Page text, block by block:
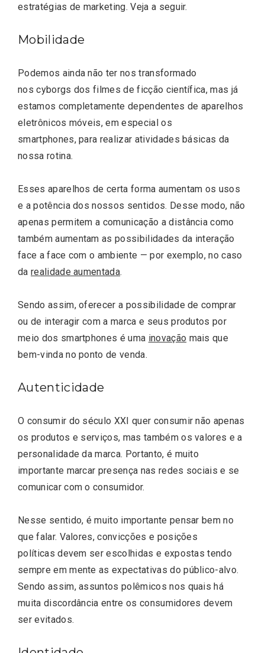
estratégias de marketing. Veja a seguir.
Mobilidade
Podemos ainda não ter nos transformado
nos cyborgs dos filmes de ficção científica, mas já
estamos completamente dependentes de aparelhos
eletrônicos móveis, em especial os
smartphones, para realizar atividades básicas da
nossa rotina.
Esses aparelhos de certa forma aumentam os usos
e a potência dos nossos sentidos. Desse modo, não
apenas permitem a comunicação a distância como
também aumentam as possibilidades da interação
face a face com o ambiente — por exemplo, no caso
da realidade aumentada.
Sendo assim, oferecer a possibilidade de comprar
ou de interagir com a marca e seus produtos por
meio dos smartphones é uma inovação mais que
bem-vinda no ponto de venda.
Autenticidade
O consumir do século XXI quer consumir não apenas
os produtos e serviços, mas também os valores e a
personalidade da marca. Portanto, é muito
importante marcar presença nas redes sociais e se
comunicar com o consumidor.
Nesse sentido, é muito importante pensar bem no
que falar. Valores, convicções e posições
políticas devem ser escolhidas e expostas tendo
sempre em mente as expectativas do público-alvo.
Sendo assim, assuntos polêmicos nos quais há
muita discordância entre os consumidores devem
ser evitados.